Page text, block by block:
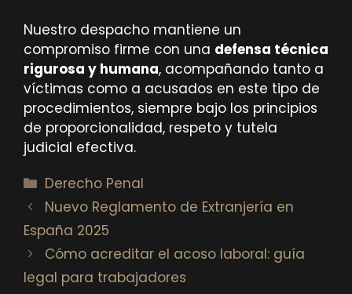
Nuestro despacho mantiene un
compromiso firme con una defensa técnica
rigurosa y humana, acompañando tanto a
víctimas como a acusados en este tipo de
procedimientos, siempre bajo los principios
de proporcionalidad, respeto y tutela
judicial efectiva.
Categorías
Derecho Penal
Nuevo Reglamento de Extranjería en
España 2025
Cómo acreditar el acoso laboral: guía
legal para trabajadores